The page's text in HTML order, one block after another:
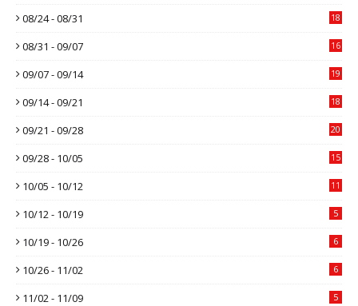
08/24 - 08/31 18
08/31 - 09/07 16
09/07 - 09/14 19
09/14 - 09/21 18
09/21 - 09/28 20
09/28 - 10/05 15
10/05 - 10/12 11
10/12 - 10/19 5
10/19 - 10/26 6
10/26 - 11/02 6
11/02 - 11/09 5